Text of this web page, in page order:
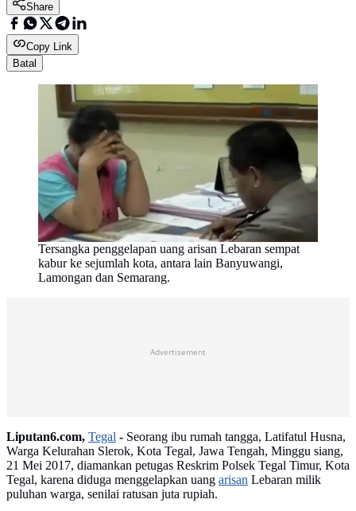
Share
Copy Link
Batal
Tersangka penggelapan uang arisan Lebaran sempat
kabur ke sejumlah kota, antara lain Banyuwangi,
Lamongan dan Semarang.
Advertisement
Liputan6.com, Tegal - Seorang ibu rumah tangga, Latifatul Husna,
Warga Kelurahan Slerok, Kota Tegal, Jawa Tengah, Minggu siang,
21 Mei 2017, diamankan petugas Reskrim Polsek Tegal Timur, Kota
Tegal, karena diduga menggelapkan uang arisan Lebaran milik
puluhan warga, senilai ratusan juta rupiah.